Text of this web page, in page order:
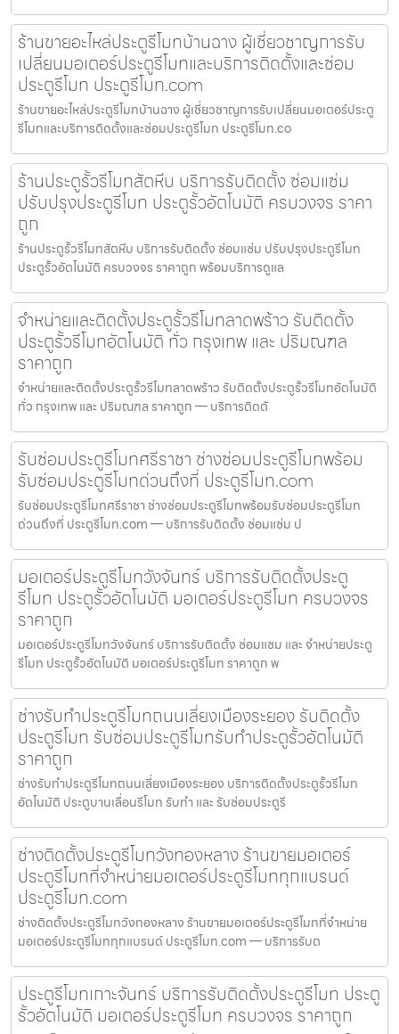
ร้านขายอะไหล่ประตูรีโมทบ้านฉาง ผู้เชี่ยวชาญการรับ
เปลี่ยนมอเตอร์ประตูรีโมทและบริการติดตั้งและซ่อม
ประตูรีโมท ประตูรีโมท.com
ร้านขายอะไหล่ประตูรีโมทบ้านฉาง ผู้เชี่ยวชาญการรับเปลี่ยนมอเตอร์ประตู
รีโมทและบริการติดตั้งและซ่อมประตูรีโมท ประตูรีโมท.co
ร้านประตูรั้วรีโมทสัตหีบ บริการรับติดตั้ง ซ่อมแซ่ม
ปรับปรุงประตูรีโมท ประตูรั้วอัตโนมัติ ครบวงจร ราคา
ถูก
ร้านประตูรั้วรีโมทสัตหีบ บริการรับติดตั้ง ซ่อมแซ่ม ปรับปรุงประตูรีโมท
ประตูรั้วอัตโนมัติ ครบวงจร ราคาถูก พร้อมบริการดูแล
จำหน่ายและติดตั้งประตูรั้วรีโมทลาดพร้าว รับติดตั้ง
ประตูรั้วรีโมทอัตโนมัติ ทั่ว กรุงเทพ และ ปริมณฑล
ราคาถูก
จำหน่ายและติดตั้งประตูรั้วรีโมทลาดพร้าว รับติดตั้งประตูรั้วรีโมทอัตโนมัติ
ทั่ว กรุงเทพ และ ปริมณฑล ราคาถูก — บริการติดตั
รับซ่อมประตูรีโมทศรีราชา ช่างซ่อมประตูรีโมทพร้อม
รับซ่อมประตูรีโมทด่วนถึงที่ ประตูรีโมท.com
รับซ่อมประตูรีโมทศรีราชา ช่างซ่อมประตูรีโมทพร้อมรับซ่อมประตูรีโมท
ด่วนถึงที่ ประตูรีโมท.com — บริการรับติดตั้ง ซ่อมแซ่ม ป
มอเตอร์ประตูรีโมทวังจันทร์ บริการรับติดตั้งประตู
รีโมท ประตูรั้วอัตโนมัติ มอเตอร์ประตูรีโมท ครบวงจร
ราคาถูก
มอเตอร์ประตูรีโมทวังจันทร์ บริการรับติดตั้ง ซ่อมแซม และ จำหน่ายประตู
รีโมท ประตูรั้วอัตโนมัติ มอเตอร์ประตูรีโมท ราคาถูก พ
ช่างรับทำประตูรีโมทถนนเลี่ยงเมืองระยอง รับติดตั้ง
ประตูรีโมท รับซ่อมประตูรีโมทรับทำประตูรั้วอัตโนมัติ
ราคาถูก
ช่างรับทำประตูรีโมทถนนเลี่ยงเมืองระยอง บริการติดตั้งประตูรั้วรีโมท
อัตโนมัติ ประตูบานเลื่อนรีโมท รับทำ และ รับซ่อมประตูรี
ช่างติดตั้งประตูรีโมทวังทองหลาง ร้านขายมอเตอร์
ประตูรีโมทที่จำหน่ายมอเตอร์ประตูรีโมททุกแบรนด์
ประตูรีโมท.com
ช่างติดตั้งประตูรีโมทวังทองหลาง ร้านขายมอเตอร์ประตูรีโมทที่จำหน่าย
มอเตอร์ประตูรีโมททุกแบรนด์ ประตูรีโมท.com — บริการรับต
ประตูรีโมทเกาะจันทร์ บริการรับติดตั้งประตูรีโมท ประตู
รั้วอัตโนมัติ มอเตอร์ประตูรีโมท ครบวงจร ราคาถูก